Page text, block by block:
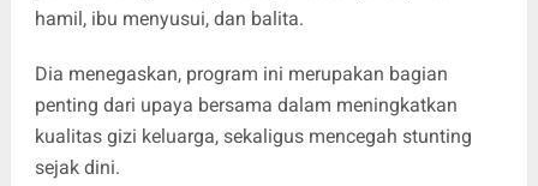
hamil, ibu menyusui, dan balita.
Dia menegaskan, program ini merupakan bagian
penting dari upaya bersama dalam meningkatkan
kualitas gizi keluarga, sekaligus mencegah stunting
sejak dini.